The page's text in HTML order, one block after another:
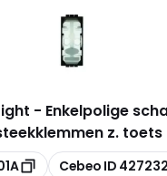
- Enkelpolige
z. toets
Kopiëren
Cebeo ID